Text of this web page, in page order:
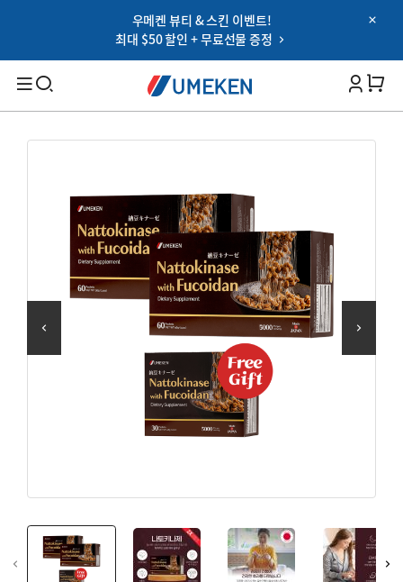
우메켄 뷰티 & 스킨 이벤트!
최대 $50 할인 + 무료선물 증정
OR
Google
SNS 로그인 이용약관
Filters
남성 건강
여성 건강
부모님 건강
뷰티 & 스킨
혈관 건강
뼈/관절 건강